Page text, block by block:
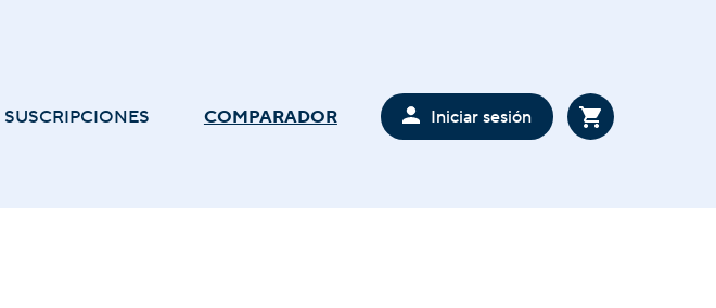
SUSCRIPCIONES COMPARADOR Iniciar sesión